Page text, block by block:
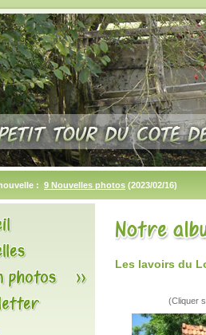
: 9 Nouvelles photos (2023/02/16)
Les lavoirs du
(Cliquer